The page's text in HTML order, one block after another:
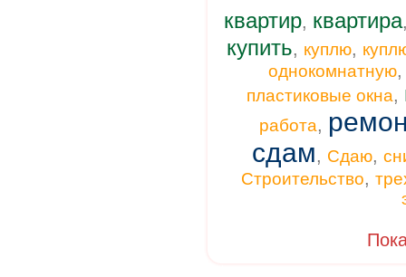
квартир, квартира
купить, куплю,
однокомнатную
пластиковые окна,
работа,
сдам, Сдаю,
Строительство,